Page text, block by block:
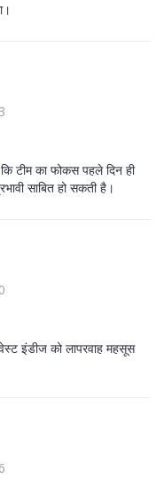
टीम का फोकस पहले दिन ही
साबित हो सकती है।
इंडीज को लापरवाह महसूस